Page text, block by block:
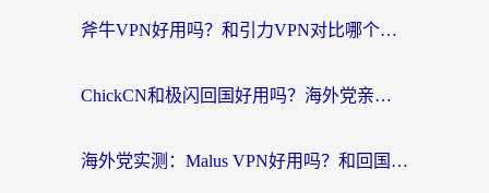
斧牛VPN好用吗？和引力VPN对比哪个回国效果更好？海外党亲测3款加速器+避坑指南
ChickCN和极闪回国好用吗？海外党亲测3款加速器，教你选对不踩坑
海外党实测：Malus VPN好用吗？和回国VPN对比哪个回国效果更好？附真实体验与加速器推荐